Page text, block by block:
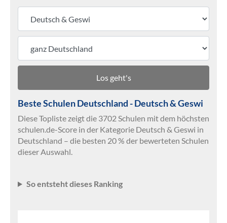
Los geht's
Beste Schulen Deutschland - Deutsch & Geswi
Diese Topliste zeigt die 3702 Schulen mit dem höchsten
schulen.de-Score in der Kategorie Deutsch & Geswi in
Deutschland – die besten 20 % der bewerteten Schulen
dieser Auswahl.
So entsteht dieses Ranking